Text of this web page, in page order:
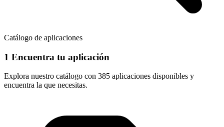
Catálogo de aplicaciones
1 Encuentra tu aplicación
Explora nuestro catálogo con 385 aplicaciones disponibles y
encuentra la que necesitas.